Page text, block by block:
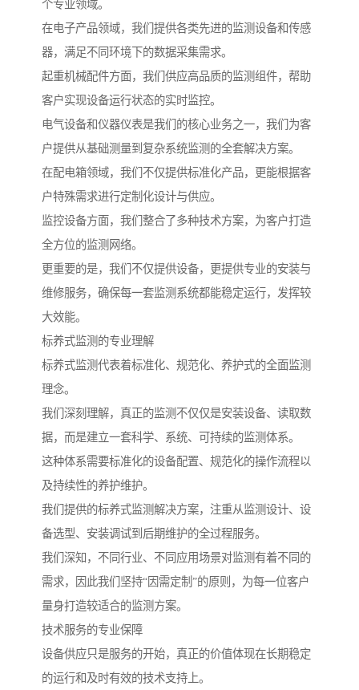
个专业领域。
在电子产品领域，我们提供各类先进的监测设备和传感
器，满足不同环境下的数据采集需求。
起重机械配件方面，我们供应高品质的监测组件，帮助
客户实现设备运行状态的实时监控。
电气设备和仪器仪表是我们的核心业务之一，我们为客
户提供从基础测量到复杂系统监测的全套解决方案。
在配电箱领域，我们不仅提供标准化产品，更能根据客
户特殊需求进行定制化设计与供应。
监控设备方面，我们整合了多种技术方案，为客户打造
全方位的监测网络。
更重要的是，我们不仅提供设备，更提供专业的安装与
维修服务，确保每一套监测系统都能稳定运行，发挥较
大效能。
标养式监测的专业理解
标养式监测代表着标准化、规范化、养护式的全面监测
理念。
我们深刻理解，真正的监测不仅仅是安装设备、读取数
据，而是建立一套科学、系统、可持续的监测体系。
这种体系需要标准化的设备配置、规范化的操作流程以
及持续性的养护维护。
我们提供的标养式监测解决方案，注重从监测设计、设
备选型、安装调试到后期维护的全过程服务。
我们深知，不同行业、不同应用场景对监测有着不同的
需求，因此我们坚持“因需定制”的原则，为每一位客户
量身打造较适合的监测方案。
技术服务的专业保障
设备供应只是服务的开始，真正的价值体现在长期稳定
的运行和及时有效的技术支持上。